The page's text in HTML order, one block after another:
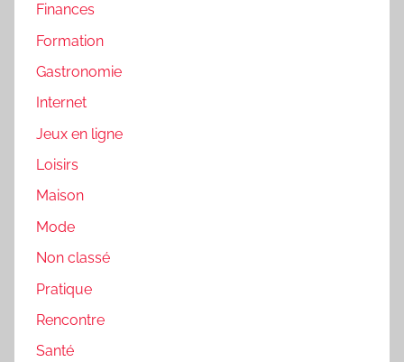
Finances
Formation
Gastronomie
Internet
Jeux en ligne
Loisirs
Maison
Mode
Non classé
Pratique
Rencontre
Santé